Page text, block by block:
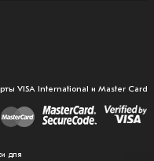
VISA International и Master Card
для